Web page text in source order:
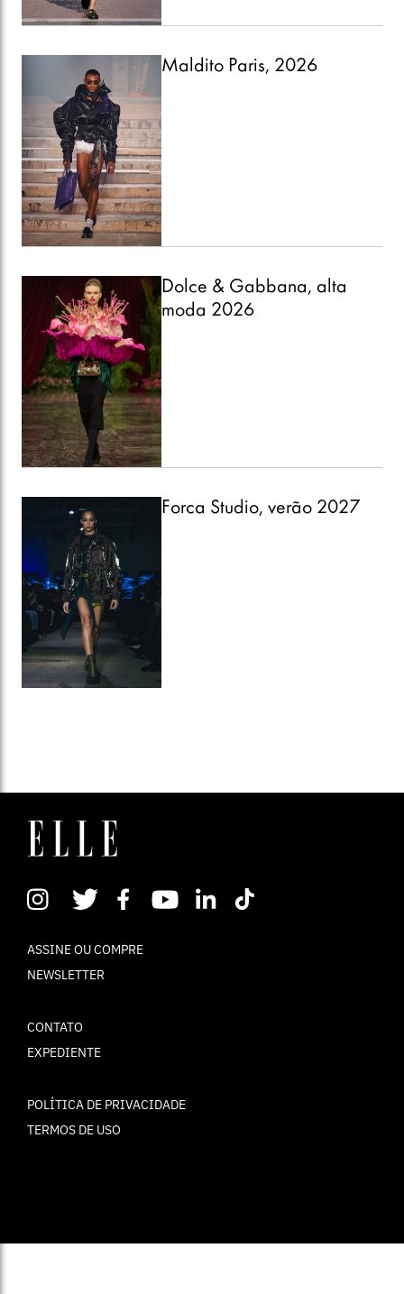
Maldito Paris, 2026
Dolce & Gabbana, alta
moda 2026
Forca Studio, verão 2027
ASSINE OU COMPRE
NEWSLETTER
CONTATO
EXPEDIENTE
POLÍTICA DE PRIVACIDADE
TERMOS DE USO